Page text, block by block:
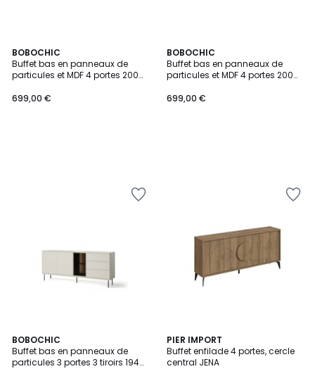
BOBOCHIC
Buffet bas en panneaux de
particules et MDF 4 portes 200
699,00 €
BOBOCHIC
Buffet bas en panneaux de
particules et MDF 4 portes 200
699,00 €
BOBOCHIC
Buffet bas en panneaux de
particules 3 portes 3 tiroirs 194
4
/
5
PIER IMPORT
Buffet enfilade 4 portes, cercle
central JENA
2
Couleurs